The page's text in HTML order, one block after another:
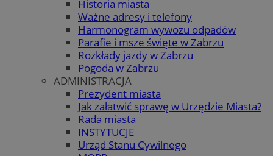
Historia miasta
Ważne adresy i telefony
Harmonogram wywozu odpadów
Parafie i msze święte w Zabrzu
Rozkłady jazdy w Zabrzu
Pogoda w Zabrzu
ADMINISTRACJA
Prezydent miasta
Jak załatwić sprawę w Urzędzie Miasta?
Rada miasta
INSTYTUCJE
Urząd Stanu Cywilnego